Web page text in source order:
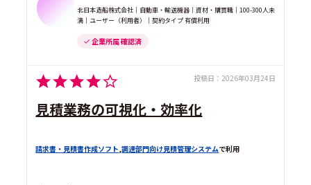
北日本造船株式会社｜自動車・輸送機器｜資材・購買職｜100-300人未
満｜ユーザー（利用者）｜契約タイプ 有償利用
企業所属 確認済
投稿日： 2026年03月24日
見積業務の可視化・効率化
請求書・見積書作成ソフト,調達部門向け見積管理システムで利用